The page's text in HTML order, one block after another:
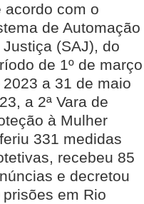
acordo com o
de Automação
Justiça (SAJ), do
de 1º de março
2023 a 31 de maio
a 2ª Vara de
à Mulher
331 medidas
recebeu 85
e decretou
prisões em Rio